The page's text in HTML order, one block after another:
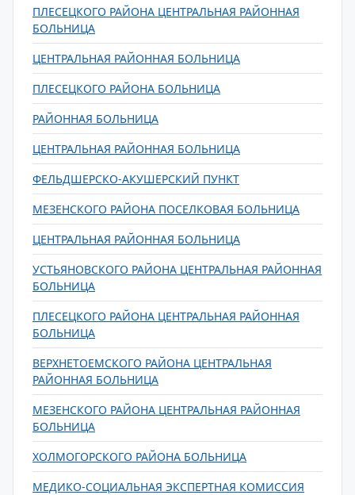
ПЛЕСЕЦКОГО РАЙОНА ЦЕНТРАЛЬНАЯ РАЙОННАЯ
БОЛЬНИЦА
ЦЕНТРАЛЬНАЯ РАЙОННАЯ БОЛЬНИЦА
ПЛЕСЕЦКОГО РАЙОНА БОЛЬНИЦА
РАЙОННАЯ БОЛЬНИЦА
ЦЕНТРАЛЬНАЯ РАЙОННАЯ БОЛЬНИЦА
ФЕЛЬДШЕРСКО-АКУШЕРСКИЙ ПУНКТ
МЕЗЕНСКОГО РАЙОНА ПОСЕЛКОВАЯ БОЛЬНИЦА
ЦЕНТРАЛЬНАЯ РАЙОННАЯ БОЛЬНИЦА
УСТЬЯНОВСКОГО РАЙОНА ЦЕНТРАЛЬНАЯ РАЙОННАЯ
БОЛЬНИЦА
ПЛЕСЕЦКОГО РАЙОНА ЦЕНТРАЛЬНАЯ РАЙОННАЯ
БОЛЬНИЦА
ВЕРХНЕТОЕМСКОГО РАЙОНА ЦЕНТРАЛЬНАЯ
РАЙОННАЯ БОЛЬНИЦА
МЕЗЕНСКОГО РАЙОНА ЦЕНТРАЛЬНАЯ РАЙОННАЯ
БОЛЬНИЦА
ХОЛМОГОРСКОГО РАЙОНА БОЛЬНИЦА
МЕДИКО-СОЦИАЛЬНАЯ ЭКСПЕРТНАЯ КОМИССИЯ